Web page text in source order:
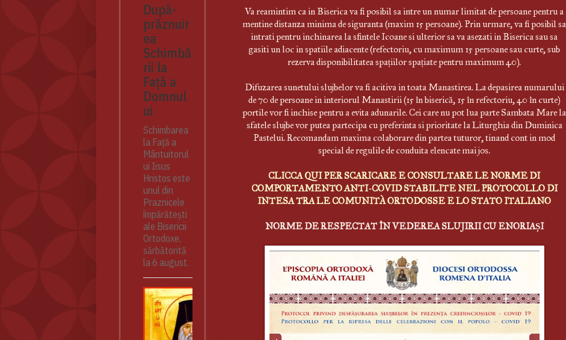
Va reamintim ca in Biserica va fi posibil sa intre un numar limitat de persoane pentru a
mentine distanza minima de siguranta (maxim 15 persoane). Prin urmare, va fi posibil sa
intrati pentru inchinarea la sfintele Icoane si ulterior sa va asezati in Biserica sau sa
gasiti un loc in spatiile adiacente (refectoriu, cu maximum 15 persoane sau curte, sub
rezerva disponibilitatea spațiilor spațiate pentru maximum 40).
Difuzarea sunetului slujbelor va fi acitiva in toata Manastirea. La depasirea numarului
de 70 de persoane in interiorul Manastirii (15 în biserică, 15 în refectoriu, 40 în curte)
portile vor fi inchise pentru a evita adunarile. Cei care nu pot lua parte Sambata Mare la
sfatele slujbe vor putea partecipa cu preferinta si prioritate la Liturghia din Duminica
Pastelui. Recomandam maxima colaborare din partea tuturor, tinand cont in mod
special de regulile de conduita elencate mai jos.
CLICCA QUI PER SCARICARE E CONSULTARE LE NORME DI
COMPORTAMENTO ANTI-COVID STABILITE NEL PROTOCOLLO DI
INTESA TRA LE COMUNITÀ ORTODOSSE E LO STATO ITALIANO
NORME DE RESPECTAT ÎN VEDEREA SLUJIRII CU ENORIAȘI
După-
prăznuir
ea
Schimbă
rii la
Față a
Domnul
ui
Schimbarea
la Față a
Mântuitorul
ui Iisus
Hristos este
unul din
Praznicele
împărătești
ale Bisericii
Ortodoxe,
sărbătorită
la 6 august.